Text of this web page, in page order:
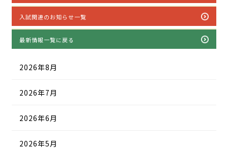
入試関連のお知らせ一覧
最新情報一覧に戻る
2026年8月
2026年7月
2026年6月
2026年5月